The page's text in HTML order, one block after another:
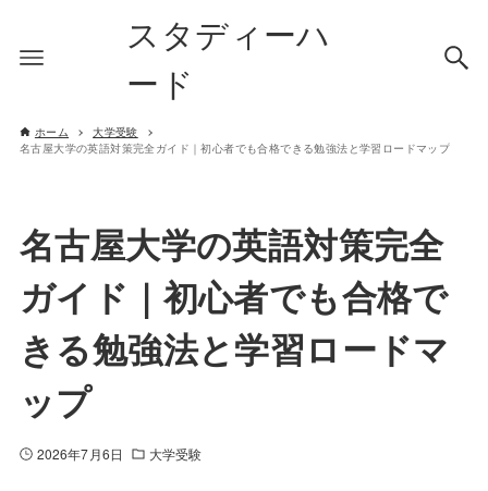
スタディーハ
ード
ホーム
大学受験
名古屋大学の英語対策完全ガイド｜初心者でも合格できる勉強法と学習ロードマップ
名古屋大学の英語対策完全
ガイド｜初心者でも合格で
きる勉強法と学習ロードマ
ップ
2026年7月6日 大学受験